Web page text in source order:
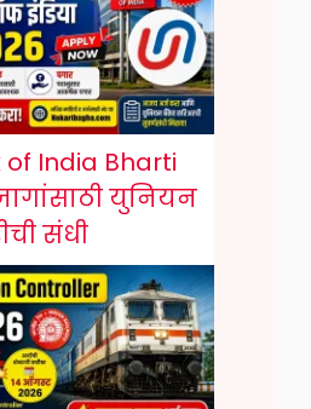
of India Bharti
युनियन
संधी